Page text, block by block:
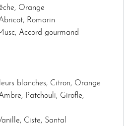
Orange
Romarin
Accord gourmand
blanches, Citron, Orange
Patchouli, Girofle,
Ciste, Santal